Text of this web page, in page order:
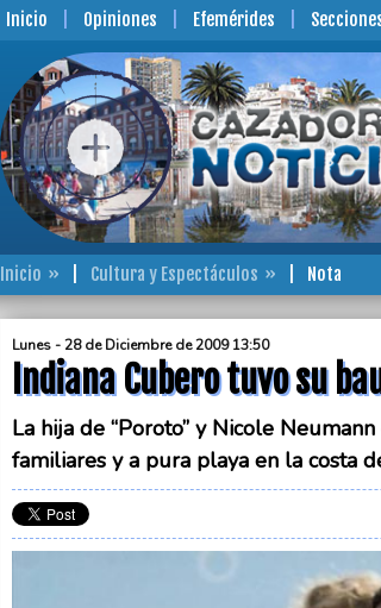
Inicio Opiniones Efemérides
Inicio Cultura y Espectáculos Nota
Lunes - 28 de Diciembre de 2009 13:50
Indiana Cubero tuvo su
La hija de “Poroto” y Nicole
familiares y a pura playa en la costa